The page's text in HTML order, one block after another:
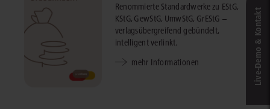
Renommierte Standardwerke zu EStG,
KStG, GewStG, UmwStG, GrEStG –
verlagsübergreifend gebündelt,
intelligent verlinkt.
mehr Informationen
Live‑Demo & Kontakt